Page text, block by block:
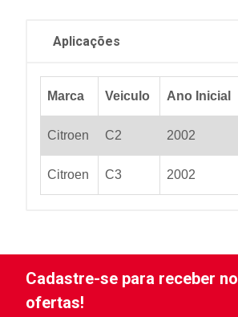
Aplicações
Marca Veiculo Ano Inicial
Citroen C2 2002
Citroen C3 2002
Cadastre-se para receber
ofertas!